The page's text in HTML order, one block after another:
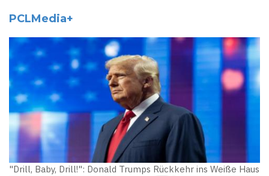
PCLMedia+
"Drill, Baby, Drill!": Donald Trumps Rückkehr ins Weiße Haus